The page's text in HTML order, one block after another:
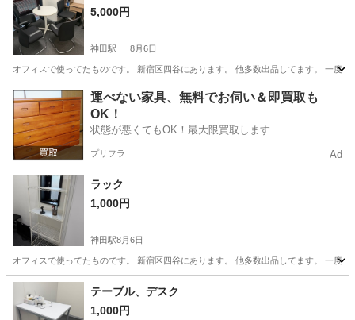
5,000円
神田駅 8月6日
オフィスで使ってたものです。 新宿区四谷にあります。 他多数出品してます。 一度
東京 千代田区 神田駅 オフィス用家具
運べない家具、無料でお伺い＆即買取も
OK！
状態が悪くてもOK！最大限買取します
プリフラ Ad
ラック
1,000円
神田駅8月6日
オフィスで使ってたものです。 新宿区四谷にあります。 他多数出品してます。 一度
東京 千代田区 神田駅 家具
テーブル、デスク
1,000円